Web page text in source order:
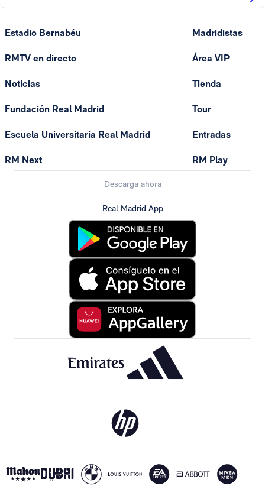
Estadio Bernabéu
RMTV en directo
Noticias
Fundación Real Madrid
Escuela Universitaria Real Madrid
RM Next
Madridistas
Área VIP
Tienda
Tour
Entradas
RM Play
Descarga ahora
Real Madrid App